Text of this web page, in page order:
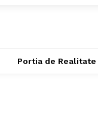
Portia de Realitate